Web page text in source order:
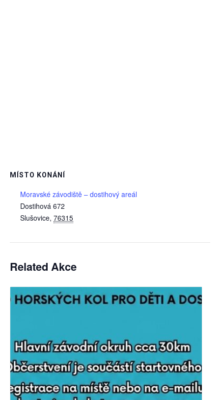
MÍSTO KONÁNÍ
Moravské závodiště – dostihový areál
Dostihová 672
Slušovice, 76315
Related Akce